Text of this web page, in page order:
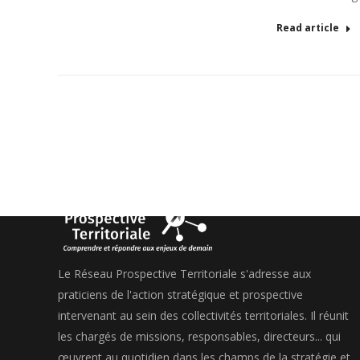
Read article
Le Réseau Prospective Territoriale s'adresse aux
praticiens de l'action stratégique et prospective
intervenant au sein des collectivités territoriales. Il réunit
les chargés de missions, responsables, directeurs... qui